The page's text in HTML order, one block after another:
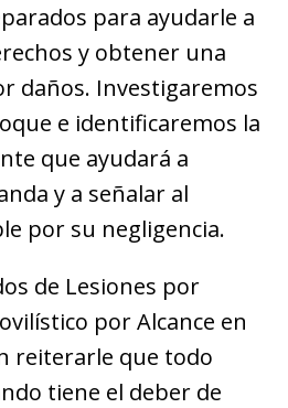
para ayudarle a
y obtener una
daños. Investigaremos
e identificaremos la
que ayudará a
y a señalar al
por su negligencia.
de Lesiones por
por Alcance en
reiterarle que todo
tiene el deber de